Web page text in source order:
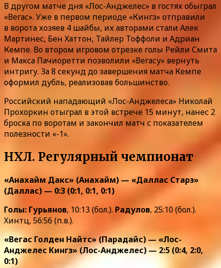
В другом матче дня «Лос-Анджелес» в гостях обыграл
«Вегас». Уже в первом периоде «Кингз» отправили
в ворота хозяев 4 шайбы, их авторами стали Алек
Мартинес, Бен Хаттон, Тайлер Тоффоли и Адриан
Кемпе. Во втором игровом отрезке голы Рейли Смита
и Макса Пачиоретти позволили «Вегасу» вернуть
интригу. За 8 секунд до завершения матча Кемпе
оформил дубль, реализовав большинство.
Российский нападающий «Лос-Анджелеса» Николай
Прохоркин отыграл в этой встрече 15 минут, нанес 2
броска по воротам и закончил матч с показателем
полезности «-1».
НХЛ. Регулярный чемпионат
«Анахайм Дакс» (Анахайм) — «Даллас Старз»
(Даллас) — 0:3 (0:1, 0:1, 0:1)
Голы: Гурьянов, 10:13 (бол.). Радулов, 25:10 (бол.).
Хинтц, 56:56 (п.в.).
«Вегас Голден Найтс» (Парадайс) — «Лос-
Анджелес Кингз» (Лос-Анджелес) — 2:5 (0:4, 2:0,
0:1)